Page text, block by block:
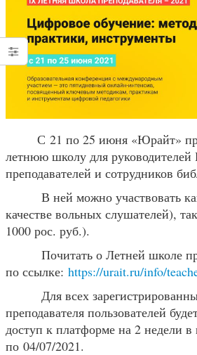
С 21 по 25 июня «Юрайт»
летнюю школу для
преподавателей и сотрудников
В ней можно участвовать
качестве вольных слушателей),
1000 рос. руб.).
Почитать о Летней школе
по ссылке: https://urait.ru/info/
Для всех
преподавателя пользователей
доступ к платформе на 2 недели в
по 04/07/2021.